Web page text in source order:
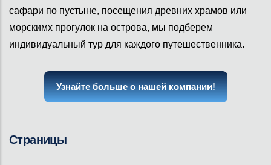
сафари по пустыне, посещения древних храмов или
морскимх прогулок на острова, мы подберем
индивидуальный тур для каждого путешественника.
Узнайте больше о нашей компании!
Страницы